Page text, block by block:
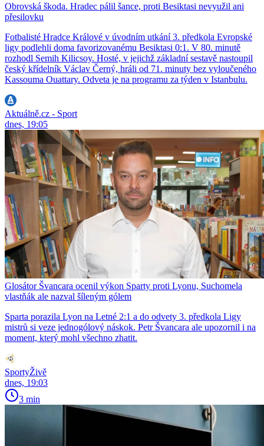
Obrovská škoda. Hradec pálil šance, proti Besiktasi nevyužil ani
přesilovku
Fotbalisté Hradce Králové v úvodním utkání 3. předkola Evropské
ligy podlehli doma favorizovanému Besiktasi 0:1. V 80. minutě
rozhodl Semih Kilicsoy. Hosté, v jejichž základní sestavě nastoupil
český křídelník Václav Černý, hráli od 71. minuty bez vyloučeného
Kassouma Ouattary. Odveta je na programu za týden v Istanbulu.
Aktuálně.cz - Sport
dnes, 19:05
Glosátor Švancara ocenil výkon Sparty proti Lyonu, Suchomela
vlastňák ale nazval šíleným gólem
Sparta porazila Lyon na Letné 2:1 a do odvety 3. předkola Ligy
mistrů si veze jednogólový náskok. Petr Švancara ale upozornil i na
moment, který mohl všechno zhatit.
SportyŽivě
dnes, 19:03
3 min